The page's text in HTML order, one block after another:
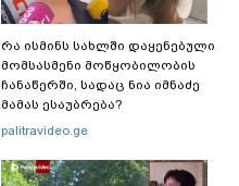
რა ისმინს სახლში დაყენებული
მომსასმენი მოწყობილობის
ჩანაწერში, სადაც ნია იმნაძე
მამას ესაუბრება?
palitravideo.ge